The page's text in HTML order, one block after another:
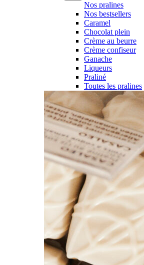
Nos pralines
Nos bestsellers
Caramel
Chocolat plein
Crème au beurre
Crème confiseur
Ganache
Liqueurs
Praliné
Toutes les pralines